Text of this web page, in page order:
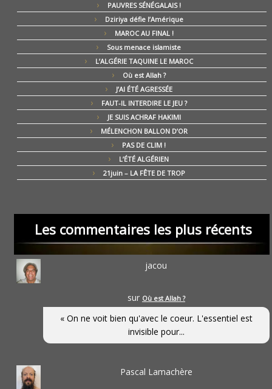
PAUVRES SÉNÉGALAIS !
Dziriya défie l’Amérique
MAROC AU FINAL !
Sous menace islamiste
L’ALGÉRIE TAQUINE LE MAROC
Où est Allah ?
J’AI ÉTÉ AGRESSÉE
FAUT-IL INTERDIRE LE JEU ?
JE SUIS ACHRAF HAKIMI
MÉLENCHON BALLON D’OR
PAS DE CLIM !
L’ÉTÉ ALGÉRIEN
21juin – LA FÊTE DE TROP
Les commentaires les plus récents
jacou
sur Où est Allah ?
« On ne voit bien qu'avec le coeur. L'essentiel est
invisible pour...
Pascal Lamachère